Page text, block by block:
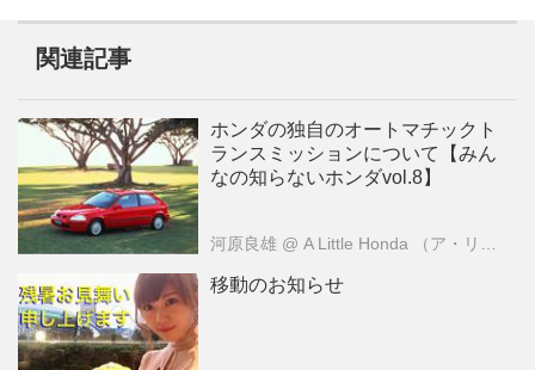
関連記事
ホンダの独自のオートマチックト
ランスミッションについて【みん
なの知らないホンダvol.8】
河原良雄 @ A Little Honda （ア・リトル・ホンダ）編集部
移動のお知らせ